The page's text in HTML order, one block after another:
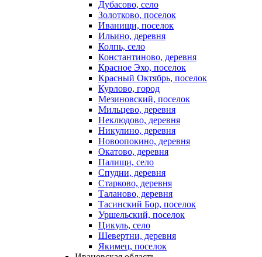
Дубасово, село
Золотково, поселок
Иванищи, поселок
Ильино, деревня
Колпь, село
Константиново, деревня
Красное Эхо, поселок
Красный Октябрь, поселок
Курлово, город
Мезиновский, поселок
Мильцево, деревня
Неклюдово, деревня
Никулино, деревня
Новоопокино, деревня
Окатово, деревня
Палищи, село
Спудни, деревня
Старково, деревня
Таланово, деревня
Тасинский Бор, поселок
Уршельский, поселок
Цикуль, село
Шевертни, деревня
Якимец, поселок